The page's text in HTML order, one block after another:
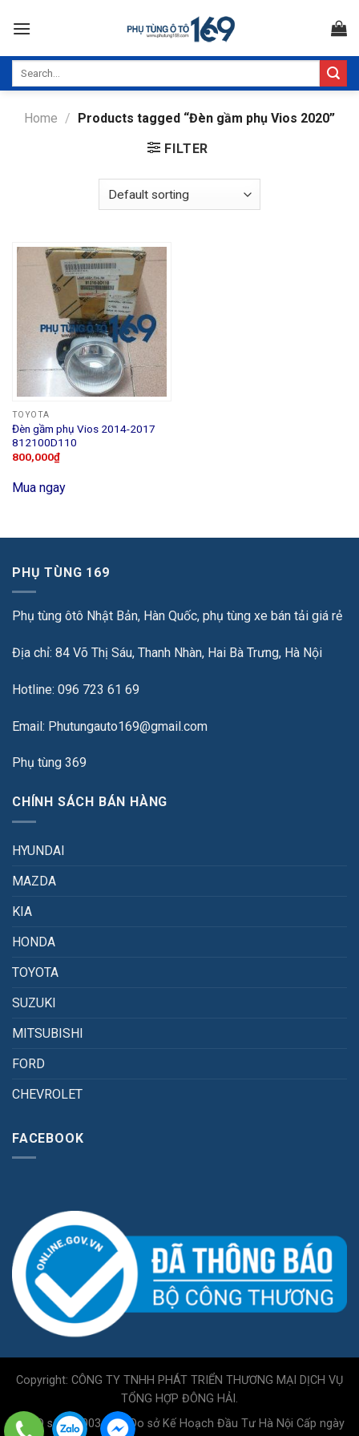
Home / Products tagged “Đèn gầm phụ Vios 2020”
FILTER
TOYOTA
Đèn gầm phụ Vios 2014-2017
812100D110
800,000₫
Mua ngay
PHỤ TÙNG 169
Phụ tùng ôtô Nhật Bản, Hàn Quốc, phụ tùng xe bán tải giá rẻ
Địa chỉ: 84 Võ Thị Sáu, Thanh Nhàn, Hai Bà Trưng, Hà Nội
Hotline: 096 723 61 69
Email: Phutungauto169@gmail.com
Phụ tùng 369
CHÍNH SÁCH BÁN HÀNG
HYUNDAI
MAZDA
KIA
HONDA
TOYOTA
SUZUKI
MITSUBISHI
FORD
CHEVROLET
FACEBOOK
Copyright: CÔNG TY TNHH PHÁT TRIỂN THƯƠNG MẠI DỊCH VỤ
TỔNG HỢP ĐÔNG HẢI.
GPKD số 0110034717 Do sở Kế Hoạch Đầu Tư Hà Nội Cấp ngày